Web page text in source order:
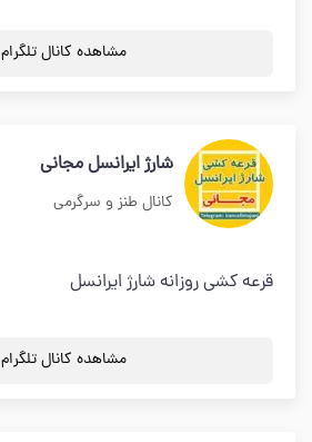
مشاهده کانال تلگرام
شارژ ایرانسل مجانی
کانال طنز و سرگرمی
قرعه کشی روزانه شارژ ایرانسل
مشاهده کانال تلگرام